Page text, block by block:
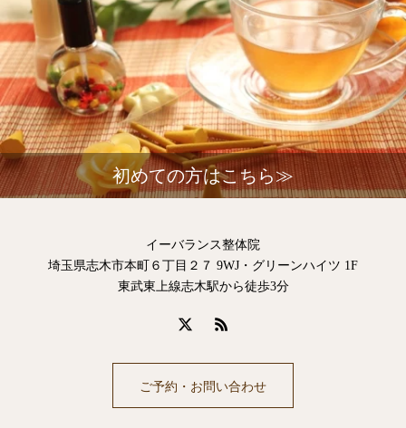
初めての方はこちら≫
イーバランス整体院
埼玉県志木市本町６丁目２７ 9WJ・グリーンハイツ 1F
東武東上線志木駅から徒歩3分
ご予約・お問い合わせ